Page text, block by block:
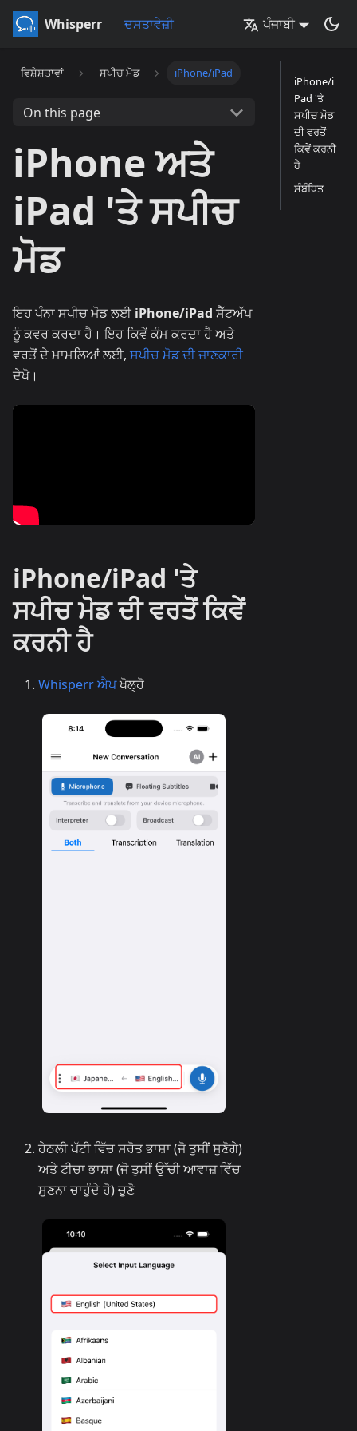
Whisperr ਦਸਤਾਵੇਜ਼ੀ ਪੰਜਾਬੀ
ਵਿਸ਼ੇਸ਼ਤਾਵਾਂ ਸਪੀਚ ਮੋਡ iPhone/iPad
On this page
iPhone ਅਤੇ
iPad 'ਤੇ ਸਪੀਚ
ਮੋਡ
ਇਹ ਪੰਨਾ ਸਪੀਚ ਮੋਡ ਲਈ iPhone/iPad ਸੈੱਟਅੱਪ
ਨੂੰ ਕਵਰ ਕਰਦਾ ਹੈ। ਇਹ ਕਿਵੇਂ ਕੰਮ ਕਰਦਾ ਹੈ ਅਤੇ
ਵਰਤੋਂ ਦੇ ਮਾਮਲਿਆਂ ਲਈ, ਸਪੀਚ ਮੋਡ ਦੀ ਜਾਣਕਾਰੀ
ਦੇਖੋ।
iPhone/iPad 'ਤੇ
ਸਪੀਚ ਮੋਡ ਦੀ ਵਰਤੋਂ ਕਿਵੇਂ
ਕਰਨੀ ਹੈ
Whisperr ਐਪਖੋਲ੍ਹੋ
ਹੇਠਲੀ ਪੱਟੀ ਵਿੱਚ ਸਰੋਤ ਭਾਸ਼ਾ (ਜੋ ਤੁਸੀਂ ਸੁਣੋਗੇ)
ਅਤੇ ਟੀਚਾ ਭਾਸ਼ਾ (ਜੋ ਤੁਸੀਂ ਉੱਚੀ ਆਵਾਜ਼ ਵਿੱਚ
ਸੁਣਨਾ ਚਾਹੁੰਦੇ ਹੋ) ਚੁਣੋ
iPhone/i
Pad 'ਤੇ
ਸਪੀਚ ਮੋਡ
ਦੀ ਵਰਤੋਂ
ਕਿਵੇਂ ਕਰਨੀ
ਹੈ
ਸੰਬੰਧਿਤ